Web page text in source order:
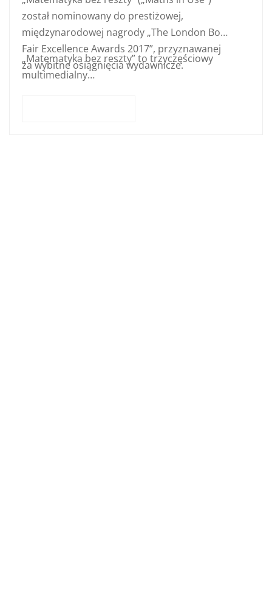
został nominowany do prestiżowej,
międzynarodowej nagrody „The London Book
Fair Excellence Awards 2017”, przyznawanej
za wybitne osiągnięcia wydawnicze.
„Matematyka bez reszty” to trzyczęściowy
multimedialny…